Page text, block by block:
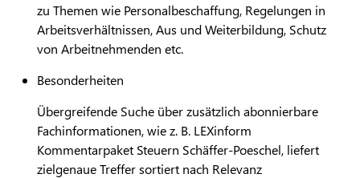
zu Themen wie Personalbeschaffung, Regelungen in
Arbeitsverhältnissen, Aus und Weiterbildung, Schutz
von Arbeitnehmenden etc.
Besonderheiten
Übergreifende Suche über zusätzlich abonnierbare
Fachinformationen, wie z. B. LEXinform
Kommentarpaket Steuern Schäffer-Poeschel, liefert
zielgenaue Treffer sortiert nach Relevanz